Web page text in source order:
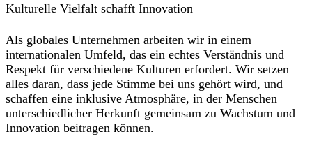
Kulturelle Vielfalt schafft Innovation
Als globales Unternehmen arbeiten wir in einem
internationalen Umfeld, das ein echtes Verständnis und
Respekt für verschiedene Kulturen erfordert. Wir setzen
alles daran, dass jede Stimme bei uns gehört wird, und
schaffen eine inklusive Atmosphäre, in der Menschen
unterschiedlicher Herkunft gemeinsam zu Wachstum und
Innovation beitragen können.